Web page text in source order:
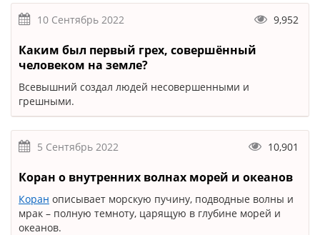
10 Сентябрь 2022 9,952
Каким был первый грех, совершённый
человеком на земле?
Всевышний создал людей несовершенными и
грешными.
5 Сентябрь 2022 10,901
Коран о внутренних волнах морей и океанов
Коран описывает морскую пучину, подводные волны и
мрак – полную темноту, царящую в глубине морей и
океанов.